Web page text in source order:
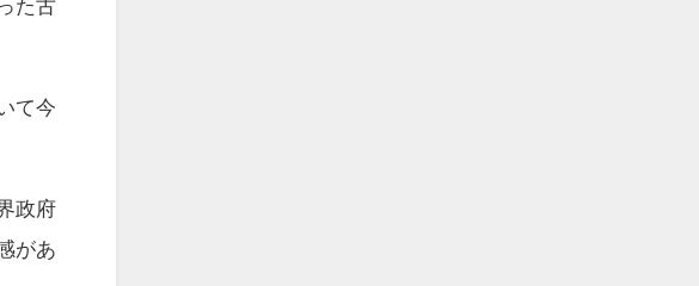
た古
て今
政府
があ